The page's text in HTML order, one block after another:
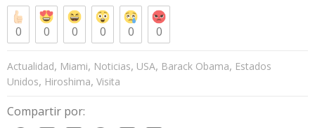
0 0 0 0 0 0
Actualidad, Miami, Noticias, USA, Barack Obama, Estados
Unidos, Hiroshima, Visita
Compartir por: